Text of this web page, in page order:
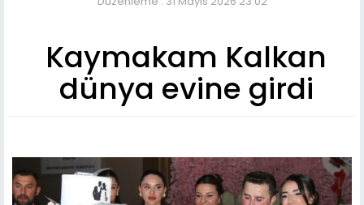
Kaymakam Kalkan
dünya evine girdi